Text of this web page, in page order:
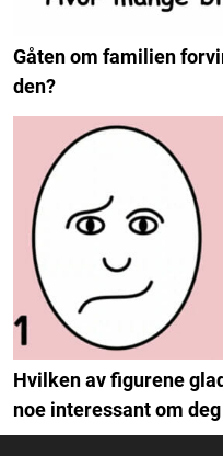
Gåten om familien
den?
Hvilken av figurene
noe interessant om deg